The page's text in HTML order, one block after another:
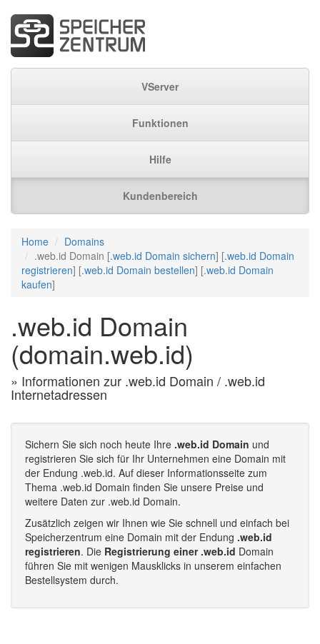
VServer
Funktionen
Hilfe
Kundenbereich
Home
Domains
.web.id Domain [.web.id Domain sichern] [.web.id Domain
registrieren] [.web.id Domain bestellen] [.web.id Domain
kaufen]
.web.id Domain
(domain.web.id)
» Informationen zur .web.id Domain / .web.id
Internetadressen
Sichern Sie sich noch heute Ihre .web.id Domain und
registrieren Sie sich für Ihr Unternehmen eine Domain mit
der Endung .web.id. Auf dieser Informationsseite zum
Thema .web.id Domain finden Sie unsere Preise und
weitere Daten zur .web.id Domain.
Zusätzlich zeigen wir Ihnen wie Sie schnell und einfach bei
Speicherzentrum eine Domain mit der Endung .web.id
registrieren. Die Registrierung einer .web.id Domain
führen Sie mit wenigen Mausklicks in unserem einfachen
Bestellsystem durch.